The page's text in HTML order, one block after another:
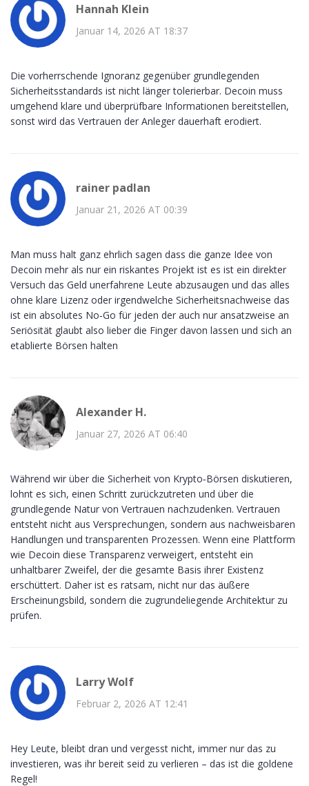
Hannah Klein
Januar 14, 2026 AT 18:37
Die vorherrschende Ignoranz gegenüber grundlegenden
Sicherheitsstandards ist nicht länger tolerierbar. Decoin muss
umgehend klare und überprüfbare Informationen bereitstellen,
sonst wird das Vertrauen der Anleger dauerhaft erodiert.
rainer padlan
Januar 21, 2026 AT 00:39
Man muss halt ganz ehrlich sagen dass die ganze Idee von
Decoin mehr als nur ein riskantes Projekt ist es ist ein direkter
Versuch das Geld unerfahrene Leute abzusaugen und das alles
ohne klare Lizenz oder irgendwelche Sicherheitsnachweise das
ist ein absolutes No‑Go für jeden der auch nur ansatzweise an
Seriösität glaubt also lieber die Finger davon lassen und sich an
etablierte Börsen halten
Alexander H.
Januar 27, 2026 AT 06:40
Während wir über die Sicherheit von Krypto‑Börsen diskutieren,
lohnt es sich, einen Schritt zurückzutreten und über die
grundlegende Natur von Vertrauen nachzudenken. Vertrauen
entsteht nicht aus Versprechungen, sondern aus nachweisbaren
Handlungen und transparenten Prozessen. Wenn eine Plattform
wie Decoin diese Transparenz verweigert, entsteht ein
unhaltbarer Zweifel, der die gesamte Basis ihrer Existenz
erschüttert. Daher ist es ratsam, nicht nur das äußere
Erscheinungsbild, sondern die zugrundeliegende Architektur zu
prüfen.
Larry Wolf
Februar 2, 2026 AT 12:41
Hey Leute, bleibt dran und vergesst nicht, immer nur das zu
investieren, was ihr bereit seid zu verlieren – das ist die goldene
Regel!